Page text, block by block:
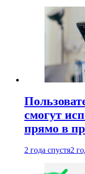
смогут
прямо в
2 года спустя2